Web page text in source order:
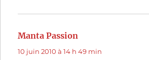
Manta Passion
10 juin 2010 à 14 h 49 min